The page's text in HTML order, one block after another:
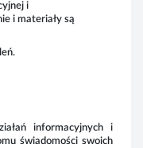
i
i materiały są
informacyjnych i
świadomości swoich